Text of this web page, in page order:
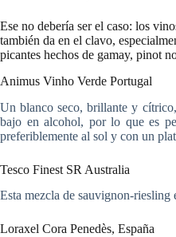
Ese no debería ser el caso: los
también da en el clavo,
picantes hechos de gamay, pinot
Animus Vinho Verde Portugal
Un blanco seco, brillante y
bajo en alcohol, por lo que es
preferiblemente al sol y con un
Tesco Finest SR Australia
Esta mezcla de sauvignon-riesling
Loraxel Cora Penedès, España